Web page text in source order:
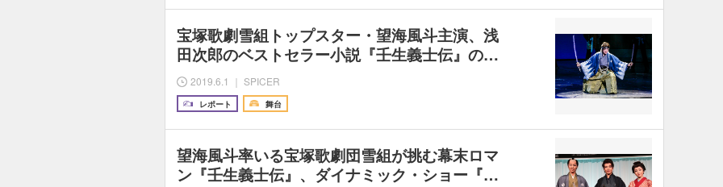
宝塚歌劇雪組トップスター・望海風斗主演、浅
田次郎のベストセラー小説『壬生義士伝』の…
2019.6.1 ｜ SPICER
レポート 舞台
望海風斗率いる宝塚歌劇団雪組が挑む幕末ロマ
ン『壬生義士伝』、ダイナミック・ショー『…